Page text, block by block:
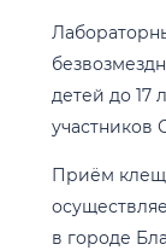
детей до 17
участников
Приём
в городе